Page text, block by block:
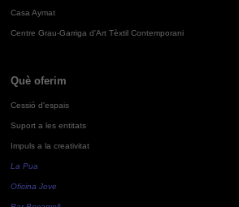
Casa Aymat
Centre Grau-Garriga d'Art Tèxtil Contemporani
Què oferim
Cessió d'espais
Suport a les entitats
Impuls a la creativitat
La Pua
Oficina Jove